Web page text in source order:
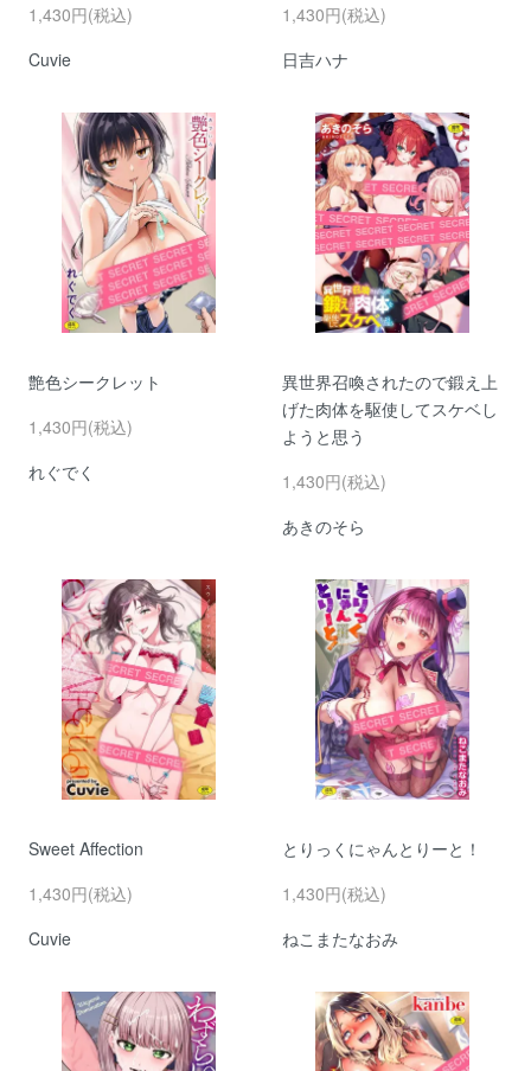
1,430円(税込)
Cuvie
1,430円(税込)
日吉ハナ
艶色シークレット
1,430円(税込)
れぐでく
異世界召喚されたので鍛え上
げた肉体を駆使してスケベし
ようと思う
1,430円(税込)
あきのそら
Sweet Affection
1,430円(税込)
Cuvie
とりっくにゃんとりーと！
1,430円(税込)
ねこまたなおみ